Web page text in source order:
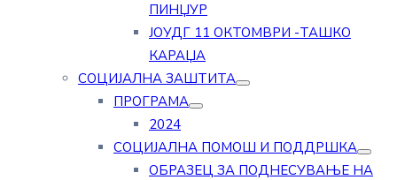
ПИНЏУР
ЈОУДГ 11 ОКТОМВРИ -ТАШКО
КАРАЏА
СОЦИЈАЛНА ЗАШТИТА
ПРОГРАМА
2024
СОЦИЈАЛНА ПОМОШ И ПОДДРШКА
ОБРАЗЕЦ ЗА ПОДНЕСУВАЊЕ НА